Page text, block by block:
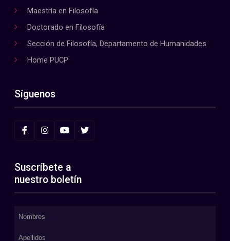
Maestría en Filosofía
Doctorado en Filosofía
Sección de Filosofía, Departamento de Humanidades
Home PUCP
Síguenos
Suscríbete a
nuestro boletín